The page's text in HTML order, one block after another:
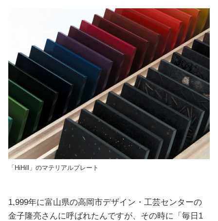
「HiHill」のマテリアルプレート
1,999年に富山県の高岡市デザイン・工芸センターの
金子隆亮さんに呼ばれたんですが、その時に「毎日1